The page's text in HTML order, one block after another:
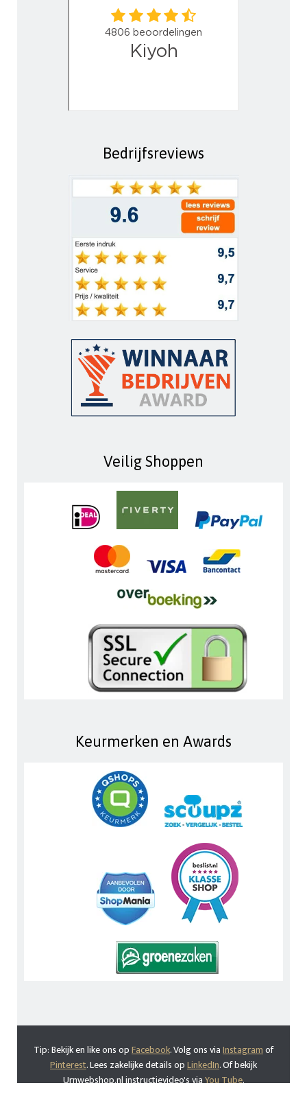
Bedrijfsreviews
Veilig Shoppen
Keurmerken en Awards
Tip: Bekijk en like ons opFacebook. Volg ons viaInstagramof
Pinterest. Lees zakelijke details opLinkedIn. Of bekijk
Urnwebshop.nl instructievideo's viaYou Tube.